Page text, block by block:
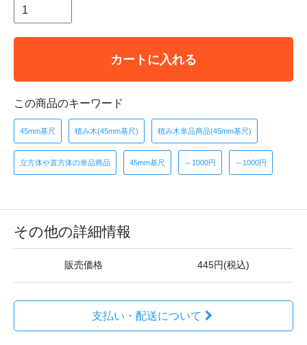
カートに入れる
この商品のキーワード
45mm基尺 積み木(45mm基尺) 積み木単品商品(45mm基尺)
立方体や直方体の単品商品 45mm基尺 ～1000円 ～1000円
その他の詳細情報
販売価格 445円(税込)
支払い・配送について